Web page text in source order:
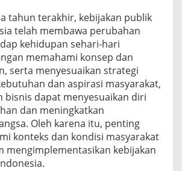
tahun terakhir, kebijakan publik
telah membawa perubahan
kehidupan sehari-hari
memahami konsep dan
serta menyesuaikan strategi
dan aspirasi masyarakat,
bisnis dapat menyesuaikan diri
dan meningkatkan
Oleh karena itu, penting
konteks dan kondisi masyarakat
mengimplementasikan kebijakan